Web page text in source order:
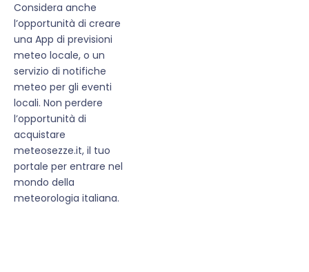
Considera anche
l’opportunità di creare
una App di previsioni
meteo locale, o un
servizio di notifiche
meteo per gli eventi
locali. Non perdere
l’opportunità di
acquistare
meteosezze.it, il tuo
portale per entrare nel
mondo della
meteorologia italiana.